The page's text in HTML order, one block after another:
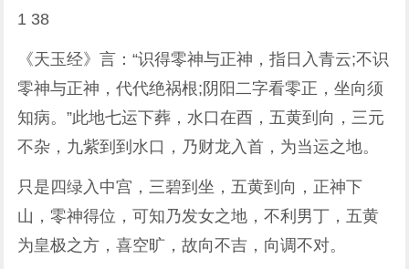
1 38
《天玉经》言：“识得零神与正神，指日入青云;不识
零神与正神，代代绝祸根;阴阳二字看零正，坐向须
知病。”此地七运下葬，水口在酉，五黄到向，三元
不杂，九紫到到水口，乃财龙入首，为当运之地。
只是四绿入中宫，三碧到坐，五黄到向，正神下
山，零神得位，可知乃发女之地，不利男丁，五黄
为皇极之方，喜空旷，故向不吉，向调不对。